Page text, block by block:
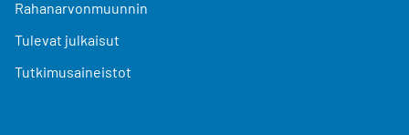
Rahanarvonmuunnin
Tulevat julkaisut
Tutkimusaineistot